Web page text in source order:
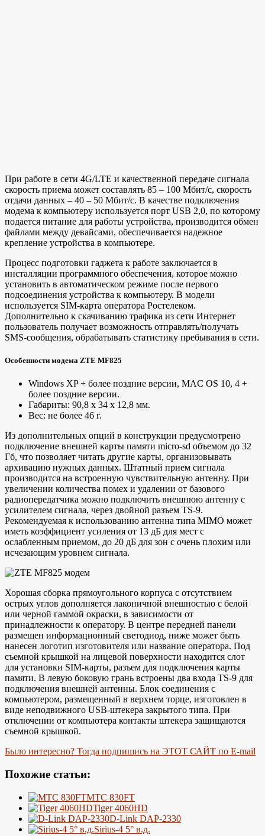
При работе в сети 4G/LTE и качественной передаче сигнала
скорость приема может составлять 85 – 100 Мбит/с, скорость
отдачи данных – 40 – 50 Мбит/с. В качестве подключения
модема к компьютеру используется порт USB 2,0, по которому
подается питание для работы устройства, производится обмен
файлами между девайсами, обеспечивается надежное
крепление устройства в компьютере.
Процесс подготовки гаджета к работе заключается в
инсталляции программного обеспечения, которое можно
установить в автоматическом режиме после первого
подсоединения устройства к компьютеру. В модели
используется SIM-карта оператора Ростелеком.
Дополнительно к скачиванию трафика из сети Интернет
пользователь получает возможность отправлять/получать
SMS-сообщения, обрабатывать статистику пребывания в сети.
Особенности модема ZTE MF825
Windows XP + более поздние версии, MAC OS 10, 4 +
более поздние версии.
Габариты: 90,8 х 34 х 12,8 мм.
Вес: не более 46 г.
Из дополнительных опций в конструкции предусмотрено
подключение внешней карты памяти micro-sd объемом до 32
Гб, что позволяет читать другие карты, организовывать
архивацию нужных данных. Штатный прием сигнала
производится на встроенную чувствительную антенну. При
увеличении количества помех и удалении от базового
радиопередатчика можно подключить внешнюю антенну с
усилителем сигнала, через двойной разъем TS-9.
Рекомендуемая к использованию антенна типа MIMO может
иметь коэффициент усиления от 13 дБ для мест с
ослабленным приемом, до 20 дБ для зон с очень плохим или
исчезающим уровнем сигнала.
Хорошая сборка прямоугольного корпуса с отсутствием
острых углов дополняется лаконичной внешностью с белой
или черной гаммой окраски, в зависимости от
принадлежности к оператору. В центре передней панели
размещен информационный светодиод, ниже может быть
нанесен логотип изготовителя или название оператора. Под
съемной крышкой на лицевой поверхности находится слот
для установки SIM-карты, разъем для подключения карты
памяти. В левую боковую грань встроены два входа TS-9 для
подключения внешней антенны. Блок соединения с
компьютером, размещенный в верхнем торце, изготовлен в
виде неподвижного USB-штекера закрытого типа. При
отключении от компьютера контакты штекера защищаются
съемной крышкой.
Было интересно? Тогда подпишись на ЭТОТ САЙТ по E-mail
Похожие статьи:
МТС 830FT
Tiger 4060HD
D-Link DAP-2330
Sirius-4 5° в.д.